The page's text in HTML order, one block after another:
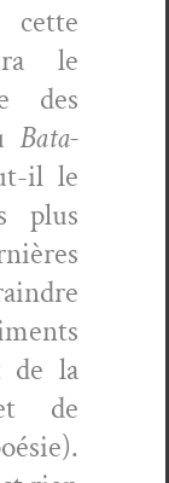
le
des
Bat­a­
il le
plus
de la
de